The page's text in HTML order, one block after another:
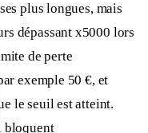
plus longues, mais
dépassant x5000 lors
de perte
exemple 50 €, et
le seuil est atteint.
bloquent